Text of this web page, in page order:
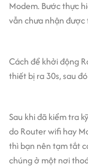
Modem. Bước thực
vẫn chưa nhận
Cách để khởi động
thiết bị ra 30s, sau
Sau khi đã kiểm tra
do Router wifi hay
thì bạn nên tạm tắt
chúng ở một nơi